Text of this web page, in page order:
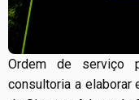
Ordem de serviço
consultoria a